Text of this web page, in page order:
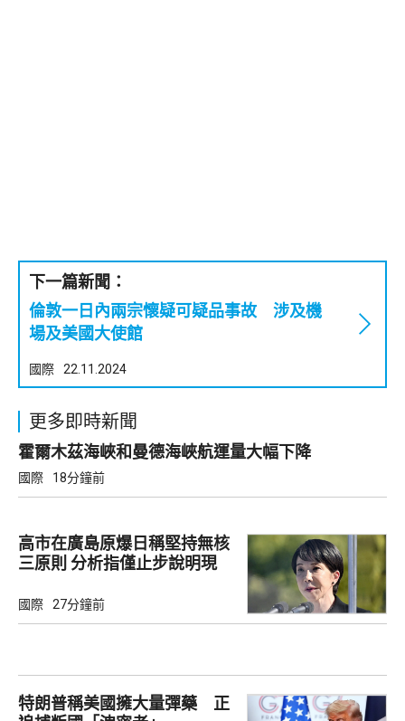
下一篇新聞：
倫敦一日內兩宗懷疑可疑品事故 涉及機
場及美國大使館
國際 22.11.2024
更多即時新聞
霍爾木茲海峽和曼德海峽航運量大幅下降
國際 18分鐘前
高市在廣島原爆日稱堅持無核
三原則 分析指僅止步說明現
國際 27分鐘前
特朗普稱美國擁大量彈藥 正